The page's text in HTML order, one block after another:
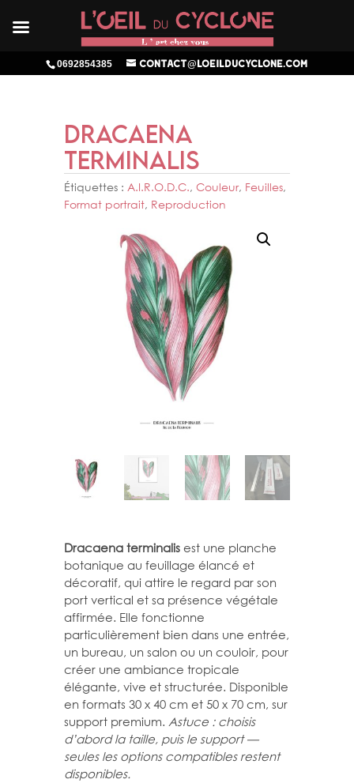
0692854385 contact@loeilducyclone.com
DRACAENA
TERMINALIS
Étiquettes : A.I.R.O.D.C., Couleur, Feuilles,
Format portrait, Reproduction
Dracaena terminalisest une planche
botanique au feuillage élancé et
décoratif, qui attire le regard par son
port vertical et sa présence végétale
affirmée. Elle fonctionne
particulièrement bien dans une entrée,
un bureau, un salon ou un couloir, pour
créer une ambiance tropicale
élégante, vive et structurée. Disponible
en formats 30 x 40 cm et 50 x 70 cm, sur
support premium. Astuce : choisis
d’abord la taille, puis le support —
seules les options compatibles restent
disponibles.